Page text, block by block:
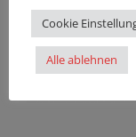
Dort gibst du dann
neue Passwort ein,
Cookie
Alle ablehnen